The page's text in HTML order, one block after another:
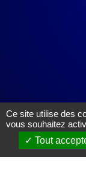
Ce site utilise des
vous souhaitez
Tout